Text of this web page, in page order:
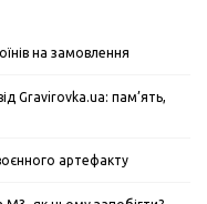
на замовлення
Gravirovka.ua: пам’ять,
артефакту